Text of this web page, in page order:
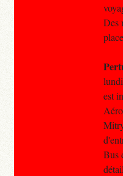
Des
est
Bus